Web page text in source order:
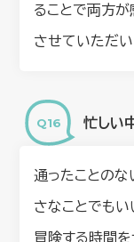
ることで両方
させていただい
忙しい
通ったことの
さなことでもい
冒険する時間